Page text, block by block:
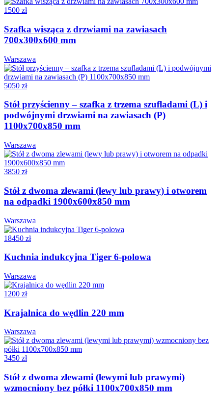
1500 zł
Szafka wisząca z drzwiami na zawiasach
700x300x600 mm
Warszawa
5050 zł
Stół przyścienny – szafka z trzema szufladami (L) i
podwójnymi drzwiami na zawiasach (P)
1100x700x850 mm
Warszawa
3850 zł
Stół z dwoma zlewami (lewy lub prawy) i otworem
na odpadki 1900x600x850 mm
Warszawa
18450 zł
Kuchnia indukcyjna Tiger 6-polowa
Warszawa
1200 zł
Krajalnica do wędlin 220 mm
Warszawa
3450 zł
Stół z dwoma zlewami (lewymi lub prawymi)
wzmocniony bez półki 1100x700x850 mm